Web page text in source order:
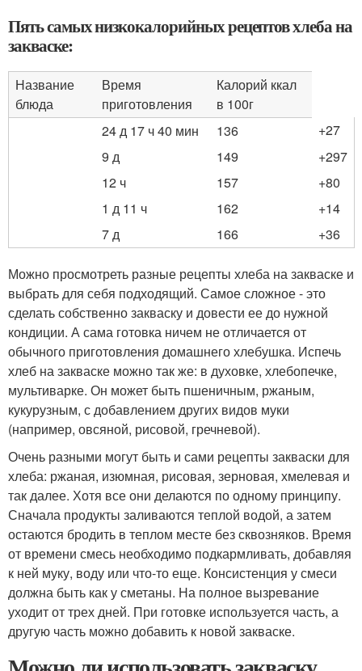
Пять самых низкокалорийных рецептов хлеба на
закваске:
Название
блюда
Время
приготовления
Калорий ккал
в 100г
24 д 17 ч 40 мин
136
+27
9 д
149
+297
12 ч
157
+80
1 д 11 ч
162
+14
7 д
166 +36
Можно просмотреть разные рецепты хлеба на закваске и
выбрать для себя подходящий. Самое сложное - это
сделать собственно закваску и довести ее до нужной
кондиции. А сама готовка ничем не отличается от
обычного приготовления домашнего хлебушка. Испечь
хлеб на закваске можно так же: в духовке, хлебопечке,
мультиварке. Он может быть пшеничным, ржаным,
кукурузным, с добавлением других видов муки
(например, овсяной, рисовой, гречневой).
Очень разными могут быть и сами рецепты закваски для
хлеба: ржаная, изюмная, рисовая, зерновая, хмелевая и
так далее. Хотя все они делаются по одному принципу.
Сначала продукты заливаются теплой водой, а затем
остаются бродить в теплом месте без сквозняков. Время
от времени смесь необходимо подкармливать, добавляя
к ней муку, воду или что-то еще. Консистенция у смеси
должна быть как у сметаны. На полное вызревание
уходит от трех дней. При готовке используется часть, а
другую часть можно добавить к новой закваске.